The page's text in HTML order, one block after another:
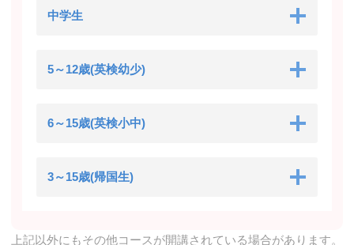
中学生
5～12歳(英検幼少)
6～15歳(英検小中)
3～15歳(帰国生)
上記以外にもその他コースが開講されている場合があります。